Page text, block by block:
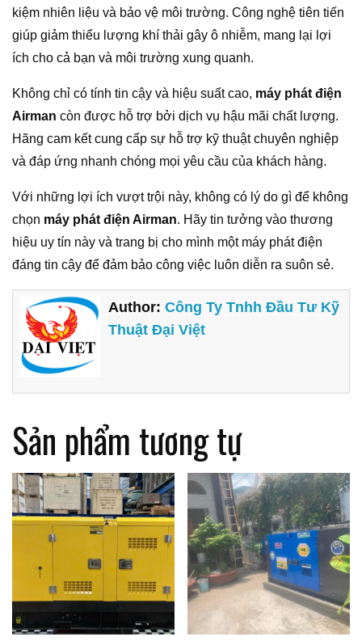
kiệm nhiên liệu và bảo vệ môi trường. Công nghệ tiên tiến
giúp giảm thiểu lượng khí thải gây ô nhiễm, mang lại lợi
ích cho cả bạn và môi trường xung quanh.
Không chỉ có tính tin cậy và hiệu suất cao, máy phát điện
Airman còn được hỗ trợ bởi dịch vụ hậu mãi chất lượng.
Hãng cam kết cung cấp sự hỗ trợ kỹ thuật chuyên nghiệp
và đáp ứng nhanh chóng mọi yêu cầu của khách hàng.
Với những lợi ích vượt trội này, không có lý do gì để không
chọn máy phát điện Airman. Hãy tin tưởng vào thương
hiệu uy tín này và trang bị cho mình một máy phát điện
đáng tin cậy để đảm bảo công việc luôn diễn ra suôn sẻ.
Author:Công Ty Tnhh Đầu Tư Kỹ
Thuật Đại Việt
Sản phẩm tương tự